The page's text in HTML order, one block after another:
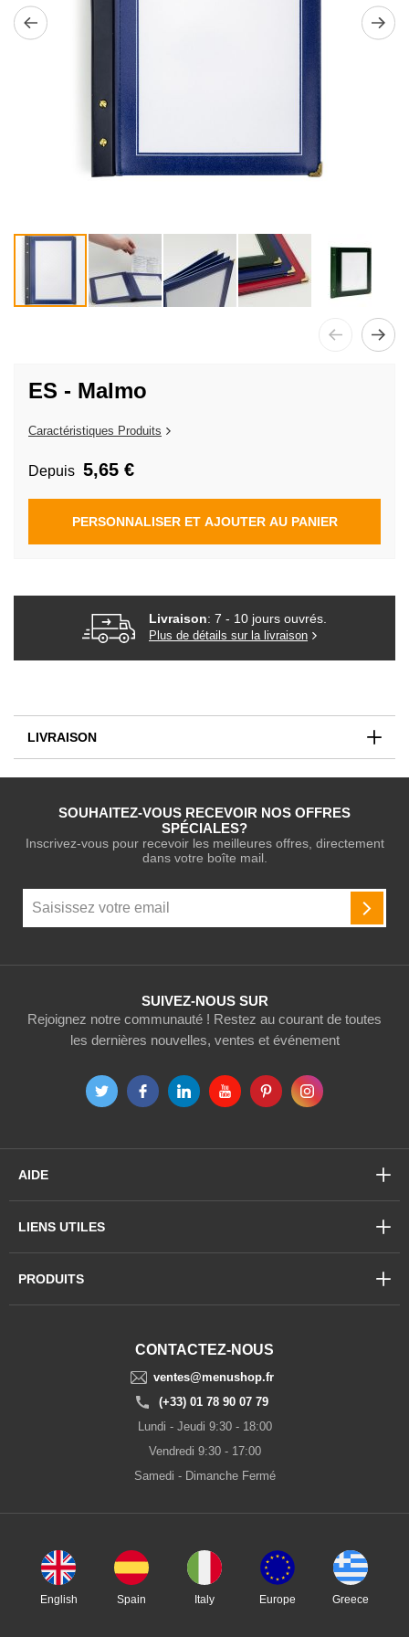
début
ES - Malmo
Caractéristiques Produits
Depuis 5,65 €
PERSONNALISER ET AJOUTER AU PANIER
Livraison: 7 - 10 jours ouvrés.
Plus de détails sur la livraison
LIVRAISON
SUIVEZ-NOUS SUR
Rejoignez notre communauté ! Restez au courant de toutes
les dernières nouvelles, ventes et événement
SOUHAITEZ-VOUS RECEVOIR NOS OFFRES
SPÉCIALES?
Inscrivez-vous pour recevoir les meilleures offres, directement
dans votre boîte mail.
notre
CONTACTEZ-NOUS
ventes@menushop.fr
(+33) 01 78 90 07 79
Lundi - Jeudi 9:30 - 18:00
Vendredi 9:30 - 17:00
Samedi - Dimanche Fermé
AIDE
LIENS UTILES
PRODUITS
English Spain Italy Europe Greece